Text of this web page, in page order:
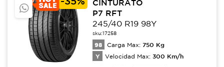
CINTURATO
P7 RFT
245/40 R19 98Y
sku:17258
98 Carga Max: 750 Kg
Y Velocidad Max: 300 Km/h